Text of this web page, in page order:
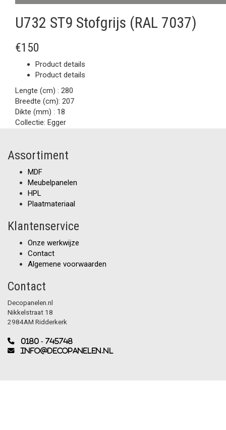
U732 ST9 Stofgrijs (RAL 7037)
€150
Product details
Product details
Lengte (cm) : 280
Breedte (cm): 207
Dikte (mm) : 18
Collectie: Egger
Assortiment
MDF
Meubelpanelen
HPL
Plaatmateriaal
Klantenservice
Onze werkwijze
Contact
Algemene voorwaarden
Contact
Decopanelen.nl
Nikkelstraat 18
2984AM Ridderkerk
0180 - 745748
info@decopanelen.nl